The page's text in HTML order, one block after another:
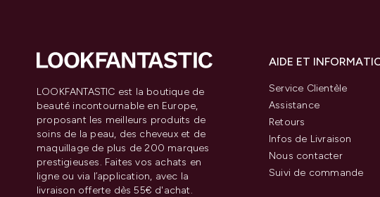
LOOKFANTASTIC est la boutique de
beauté incontournable en Europe,
proposant les meilleurs produits de
soins de la peau, des cheveux et de
maquillage de plus de 200 marques
prestigieuses. Faites vos achats en
ligne ou via l’application, avec la
livraison offerte dès 55€ d'achat.
AIDE ET
Service Clientèle
Assistance
Retours
Infos de Livraison
Nous contacter
Suivi de commande